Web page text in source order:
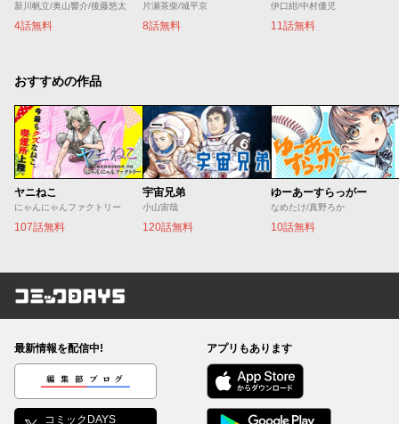
新川帆立/奥山響介/後藤悠太
4話無料
片瀬茶柴/城平京
8話無料
伊口紺/中村優児
11話無料
おすすめの作品
ヤニねこ
にゃんにゃんファクトリー
107話無料
宇宙兄弟
小山宙哉
120話無料
ゆーあーすらっがー
なめたけ/真野ろか
10話無料
コミックDAYS
最新情報を配信中!
編集部ブログ
コミックDAYS
アプリもあります